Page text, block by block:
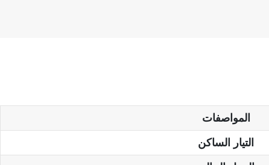
المواصفات
التيار الساكن